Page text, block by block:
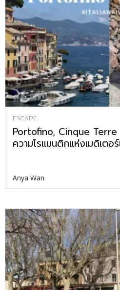
ESCAPE
Portofino, Cinque Terre
ความโรแมนติกแห่งเมดิเตอ
Anya Wan